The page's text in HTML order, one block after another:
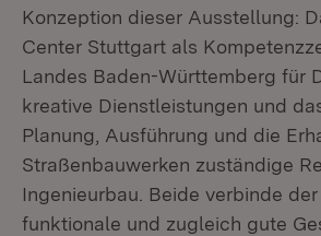
Konzeption dieser Ausstellung:
Center Stuttgart als
Landes Baden-Württemberg für
kreative Dienstleistungen und
Planung, Ausführung und die
Straßenbauwerken zuständige
Ingenieurbau. Beide verbinde
funktionale und zugleich gute